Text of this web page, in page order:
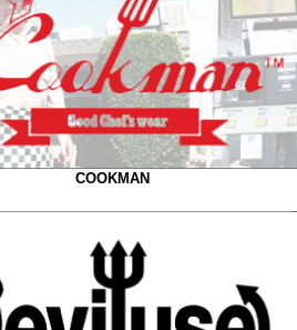
COOKMAN